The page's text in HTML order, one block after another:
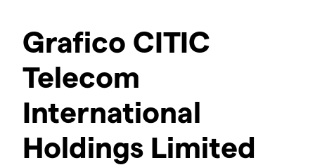
Grafico CITIC
Telecom
International
Holdings Limited